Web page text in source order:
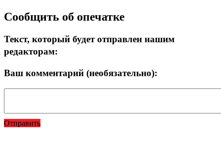
Сообщить об опечатке
Текст, который будет отправлен нашим
редакторам:
Ваш комментарий (необязательно):
Отправить